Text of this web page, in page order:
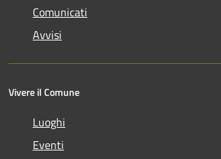
Comunicati
Avvisi
Vivere il Comune
Luoghi
Eventi